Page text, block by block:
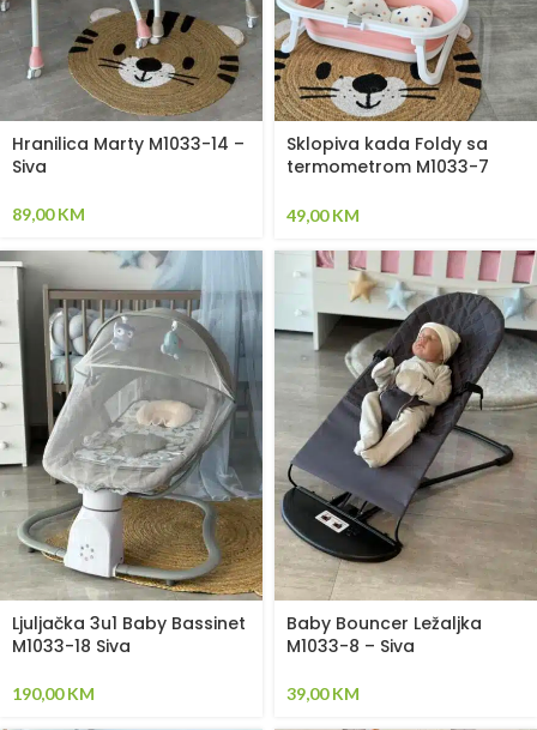
Hranilica Marty M1033-14 –
Siva
89,00KM
Sklopiva kada Foldy sa
termometrom M1033-7
49,00KM
Ljuljačka 3u1 Baby Bassinet
M1033-18 Siva
190,00KM
Baby Bouncer Ležaljka
M1033-8 – Siva
39,00KM